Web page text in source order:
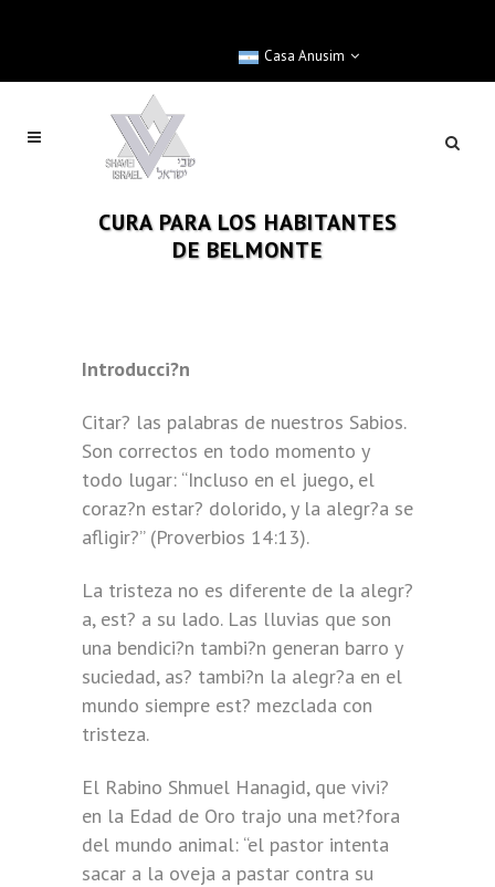
Casa Anusim
CURA PARA LOS HABITANTES
DE BELMONTE
Introducci?n
Citar? las palabras de nuestros Sabios.
Son correctos en todo momento y
todo lugar: “Incluso en el juego, el
coraz?n estar? dolorido, y la alegr?a se
afligir?” (Proverbios 14:13).
La tristeza no es diferente de la alegr?
a, est? a su lado. Las lluvias que son
una bendici?n tambi?n generan barro y
suciedad, as? tambi?n la alegr?a en el
mundo siempre est? mezclada con
tristeza.
El Rabino Shmuel Hanagid, que vivi?
en la Edad de Oro trajo una met?fora
del mundo animal: “el pastor intenta
sacar a la oveja a pastar contra su